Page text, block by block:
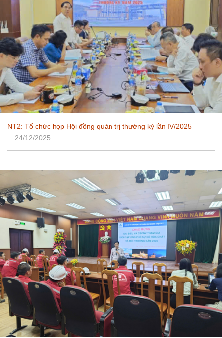
NT2: Tổ chức họp Hội đồng quản trị thường kỳ lần IV/2025
24/12/2025